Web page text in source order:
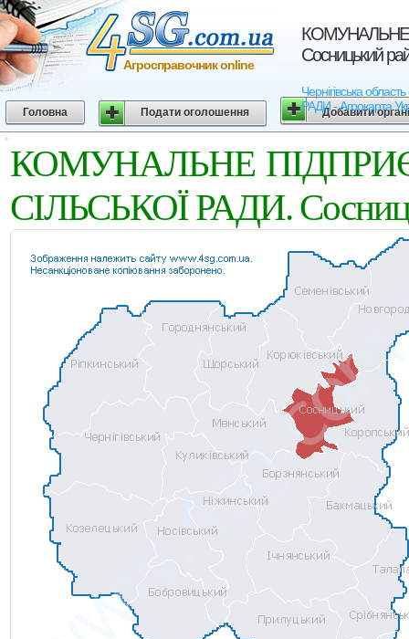
КОМУНАЛЬНЕ
Сосницький
Чернігівська
РАДИ - Агрокарта
Агросправочник online
Головна Подати оголошення Добавити
КОМУНАЛЬНЕ
СIЛЬСЬКОЇ РАДИ.